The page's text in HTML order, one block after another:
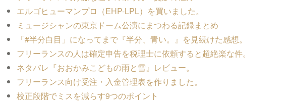
エルゴヒューマンプロ（EHP-LPL）を買いました。
ミュージシャンの東京ドーム公演にまつわる記録まとめ
「#半分白目」になってまで『半分、青い。』を見続けた感想。
フリーランスの人は確定申告を税理士に依頼すると超絶楽な件。
ネタバレ『おおかみこどもの雨と雪』レビュー。
フリーランス向け受注・入金管理表を作りました。
校正段階でミスを減らす9つのポイント